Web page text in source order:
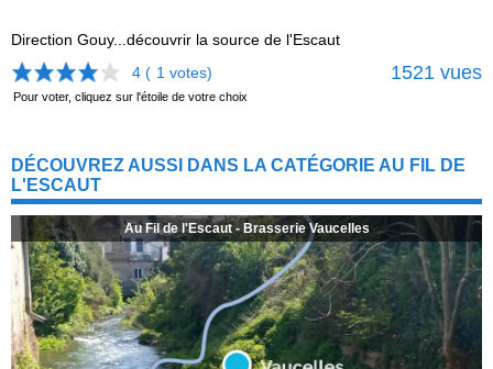
Direction Gouy...découvrir la source de l'Escaut
4 ( 1 votes) 1521 vues
Pour voter, cliquez sur l'étoile de votre choix
DÉCOUVREZ AUSSI DANS LA CATÉGORIE AU FIL DE
L'ESCAUT
Au Fil de l'Escaut - Brasserie Vaucelles